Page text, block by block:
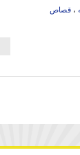
، قصاص